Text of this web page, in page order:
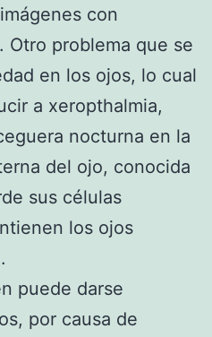
con
Otro problema que se
en los ojos, lo cual
a xeropthalmia,
nocturna en la
del ojo, conocida
sus células
los ojos
puede darse
por causa de